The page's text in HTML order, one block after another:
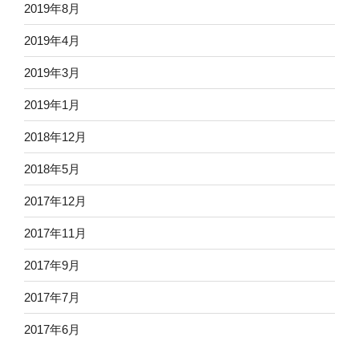
2019年8月
2019年4月
2019年3月
2019年1月
2018年12月
2018年5月
2017年12月
2017年11月
2017年9月
2017年7月
2017年6月